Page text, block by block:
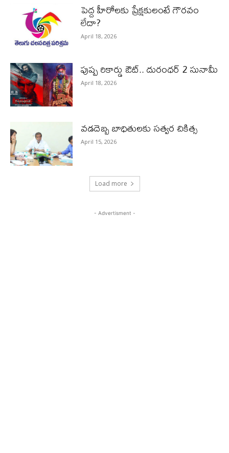
పెద్ద హీరోల‌కు ప్రేక్ష‌కులంటే గౌర‌వం
లేదా?
April 18, 2026
పుష్ప రికార్డు ఔట్‌.. దురంధ‌ర్ 2 సునామీ
April 18, 2026
వడదెబ్బ బాధితులకు సత్వర చికిత్స
April 15, 2026
Load more
- Advertisment -